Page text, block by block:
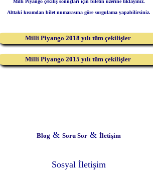
Milli Piyango çekiliş sonuçları için biletin üzerine tıklayınız.
Alttaki kısımdan bilet numarasına göre sorgulama yapabilirsiniz.
Milli Piyango 2018 yılı tüm çekilişler
Milli Piyango 2015 yılı tüm çekilişler
Blog & Soru Sor & İletişim
Sosyal İletişim